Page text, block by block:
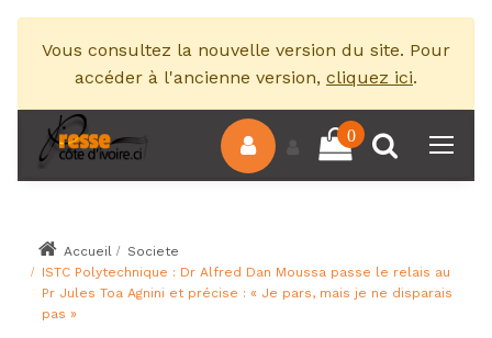
Vous consultez la nouvelle version du site. Pour
accéder à l'ancienne version, cliquez ici.
0
Accueil
Societe
ISTC Polytechnique : Dr Alfred Dan Moussa passe le relais au
Pr Jules Toa Agnini et précise : « Je pars, mais je ne disparais
pas »